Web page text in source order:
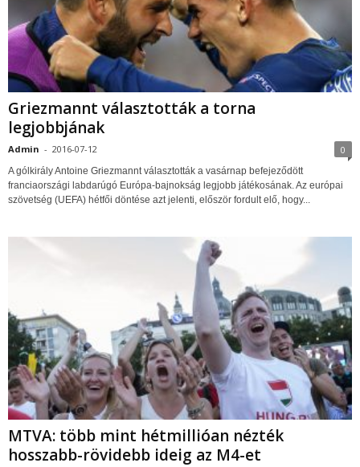
Griezmannt választották a torna
legjobbjának
Admin - 2016-07-12 0
A gólkirály Antoine Griezmannt választották a vasárnap befejeződött
franciaországi labdarúgó Európa-bajnokság legjobb játékosának. Az európai
szövetség (UEFA) hétfői döntése azt jelenti, először fordult elő, hogy...
MTVA: több mint hétmillióan nézték
hosszabb-rövidebb ideig az M4-et